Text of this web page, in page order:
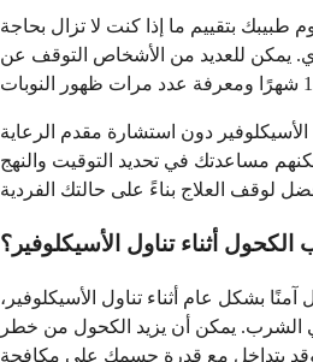
طبيبك بتقييم ما إذا كنت لا تزال بحاجة
يمكن للعديد من الأشخاص التوقف عن
الأسيكلوفير دون استشارة مقدم الرعاية
مساعدتك في تحديد التوقيت والنهج
أثناء تناول الأسيكلوفير؟
آمنًا بشكل عام أثناء تناول الأسيكلوفير،
الشرب. يمكن أن يزيد الكحول من خطر
وقد يتداخل مع قدرة جسمك على مكافحة